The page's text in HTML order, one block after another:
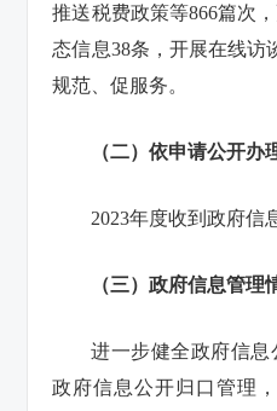
推送税费政策等866篇次
态信息38条，开展在线访
规范、促服务。
（二）依申请公开办
2023年度收到政府信
（三）政府信息管理
进一步健全政府信
政府信息公开归口管理